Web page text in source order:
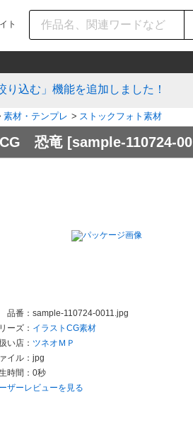
ト
込む」機能を追加しました！
素材・テンプレ > ストックフォト素材
CG 恐竜 [sample-110724-
品番： sample-110724-0011.jpg
ーズ： イラストCG素材
い店： ツネオＭＰ
イル： jpg
時間： 0秒
ザーレビューを見る